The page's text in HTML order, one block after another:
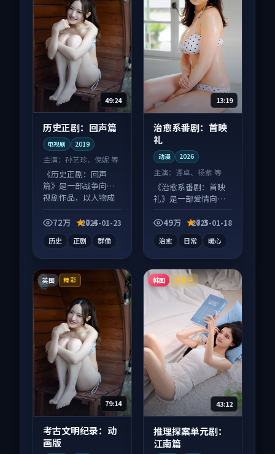
49:24
历史正剧：回声篇
电视剧 2019
主演： 孙艺珍、倪妮 等
《历史正剧：回声
篇》是一部战争向电
视剧作品，以人物成
扎实。
72万 7.4
2025-01-23
历史 正剧 群像
13:19
治愈系番剧：首映
礼
动漫 2026
主演：谭卓、杨紫 等
《治愈系番剧：首映
礼》是一部爱情向动
层推进，尾声常有情
49万 7.3
2025-01-18
治愈 日常 暖心
英国 臻彩
79:14
考古文明纪录：动
画版
韩国 连载中
43:12
推理探案单元剧：
江南篇